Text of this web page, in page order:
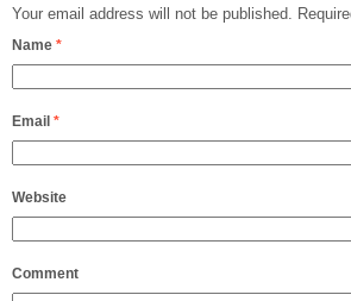
Your email address will not be published.
Name *
Email *
Website
Comment